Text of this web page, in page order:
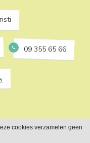
09 355 65 66
cookies verzamelen geen